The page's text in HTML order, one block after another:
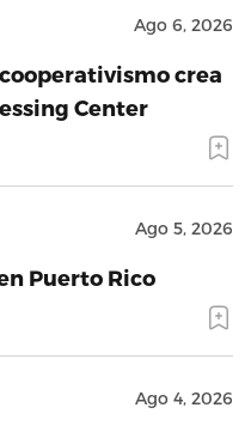
Ago 6, 2026
crea
Center
Ago 5, 2026
Puerto Rico
Ago 4, 2026